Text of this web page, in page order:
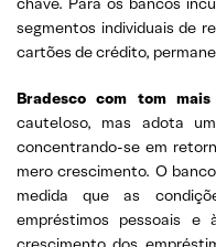
segmentos individuais de
cartões de crédito,
Bradesco com tom
cauteloso, mas adota
concentrando-se em
mero crescimento. O
medida que as
empréstimos pessoais e